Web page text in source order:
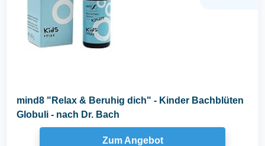
mind8 "Relax & Beruhig dich" - Kinder Bachblüten
Globuli - nach Dr. Bach
Zum Angebot